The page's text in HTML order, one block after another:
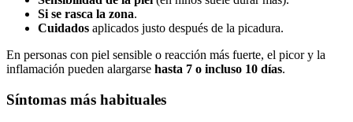
Si se rasca la zona.
Cuidados aplicados justo después de la picadura.
En personas con piel sensible o reacción más fuerte, el picor y la
inflamación pueden alargarse hasta 7 o incluso 10 días.
Síntomas más habituales